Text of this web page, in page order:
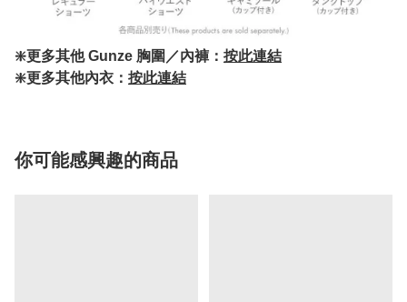
❇️更多其他 Gunze 胸圍／內褲： 按此連結
❇️更多其他內衣： 按此連結
你可能感興趣的商品